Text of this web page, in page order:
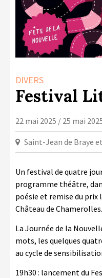
DIVERS
Festival
22 mai 2025 / 25 mai
Saint-Jean de Braye
Un festival de quatre
programme théâtre,
poésie et remise du prix
Château de Chamerolles.
La Journée de la
mots, les quelques
au cycle de
19h30 : lancement du